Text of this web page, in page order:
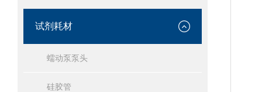
试剂耗材
蠕动泵泵头
硅胶管